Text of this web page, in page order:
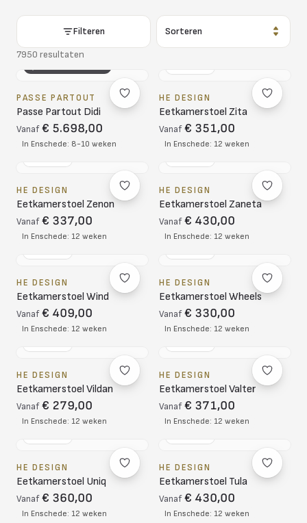
Filteren
Sorteren
7950 resultaten
PASSE PARTOUT
Passe Partout Didi
Vanaf € 5.698,00
In Enschede: 8-10 weken
HE DESIGN
Eetkamerstoel Zita
Vanaf € 351,00
In Enschede: 12 weken
HE DESIGN
Eetkamerstoel Zenon
Vanaf € 337,00
In Enschede: 12 weken
HE DESIGN
Eetkamerstoel Zaneta
Vanaf € 430,00
In Enschede: 12 weken
HE DESIGN
Eetkamerstoel Wind
Vanaf € 409,00
In Enschede: 12 weken
HE DESIGN
Eetkamerstoel Wheels
Vanaf € 330,00
In Enschede: 12 weken
HE DESIGN
Eetkamerstoel Vildan
Vanaf € 279,00
In Enschede: 12 weken
HE DESIGN
Eetkamerstoel Valter
Vanaf € 371,00
In Enschede: 12 weken
HE DESIGN
Eetkamerstoel Uniq
Vanaf € 360,00
In Enschede: 12 weken
HE DESIGN
Eetkamerstoel Tula
Vanaf € 430,00
In Enschede: 12 weken